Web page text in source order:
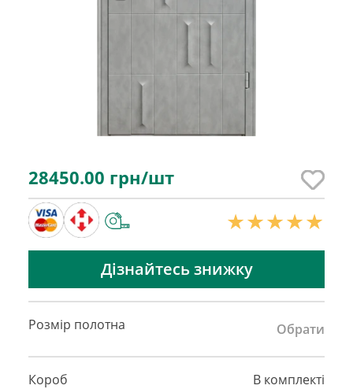
28450.00 грн/шт
Дізнайтесь знижку
Розмір полотна Обрати
Короб В комплекті